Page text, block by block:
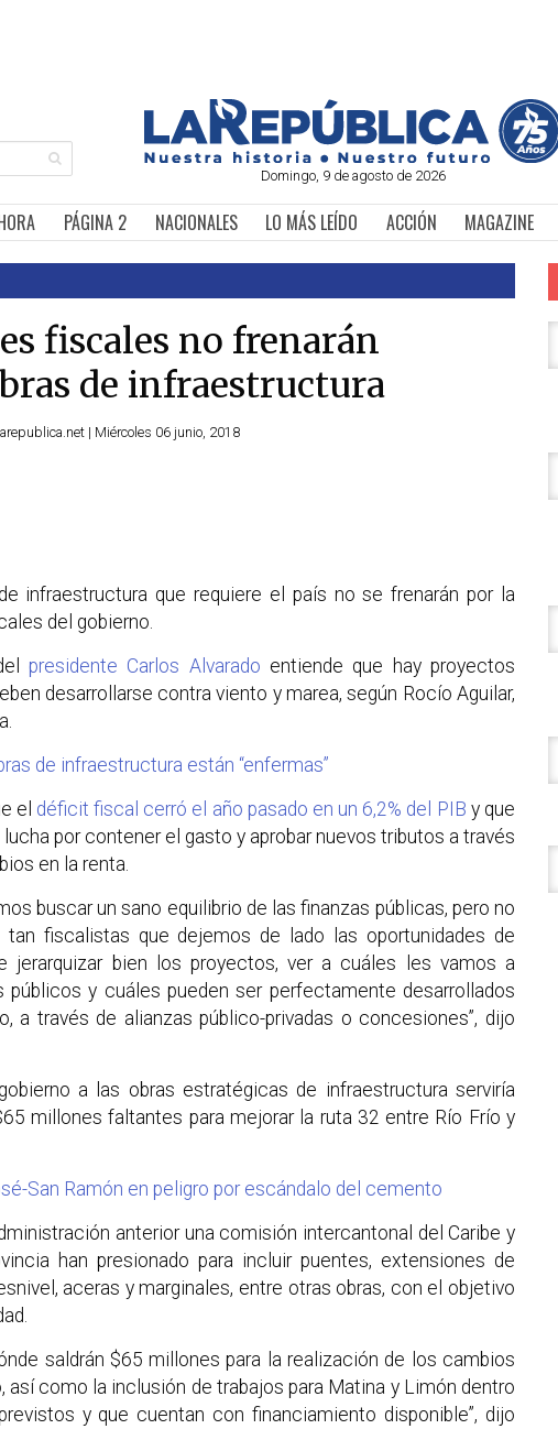
Domingo, 9 de agosto de 2026
PÁGINA 2 NACIONALES LO MÁS LEÍDO ACCIÓN MAGAZINE
fiscales no frenarán
de infraestructura
| Miércoles 06 junio, 2018
infraestructura que requiere el país no se frenarán por la
del gobierno.
presidente Carlos Alvarado entiende que hay proyectos
desarrollarse contra viento y marea, según Rocío Aguilar,
de infraestructura están “enfermas”
el déficit fiscal cerró el año pasado en un 6,2% del PIB y que
por contener el gasto y aprobar nuevos tributos a través
en la renta.
buscar un sano equilibrio de las finanzas públicas, pero no
tan fiscalistas que dejemos de lado las oportunidades de
jerarquizar bien los proyectos, ver a cuáles les vamos a
públicos y cuáles pueden ser perfectamente desarrollados
a través de alianzas público-privadas o concesiones”, dijo
a las obras estratégicas de infraestructura serviría
millones faltantes para mejorar la ruta 32 entre Río Frío y
San Ramón en peligro por escándalo del cemento
anterior una comisión intercantonal del Caribe y
han presionado para incluir puentes, extensiones de
aceras y marginales, entre otras obras, con el objetivo
saldrán $65 millones para la realización de los cambios
así como la inclusión de trabajos para Matina y Limón dentro
y que cuentan con financiamiento disponible”, dijo